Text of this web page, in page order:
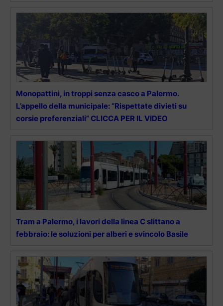
Monopattini, in troppi senza casco a Palermo.
L’appello della municipale: “Rispettate divieti su
corsie preferenziali” CLICCA PER IL VIDEO
Tram a Palermo, i lavori della linea C slittano a
febbraio: le soluzioni per alberi e svincolo Basile